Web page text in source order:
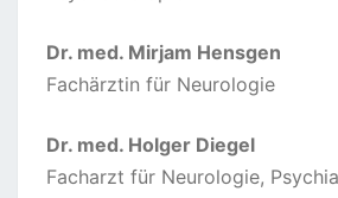
Dr. med. Mirjam Hensgen
Fachärztin für Neurologie
Dr. med. Holger Diegel
Facharzt für Neurologie,